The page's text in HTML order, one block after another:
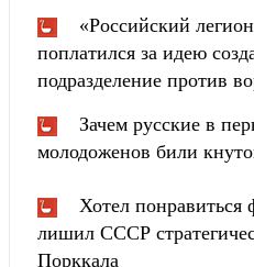
«Российский
поплатился за идею
подразделение против
Зачем русские в
молодоженов били
Хотел
лишил СССР
Порккала